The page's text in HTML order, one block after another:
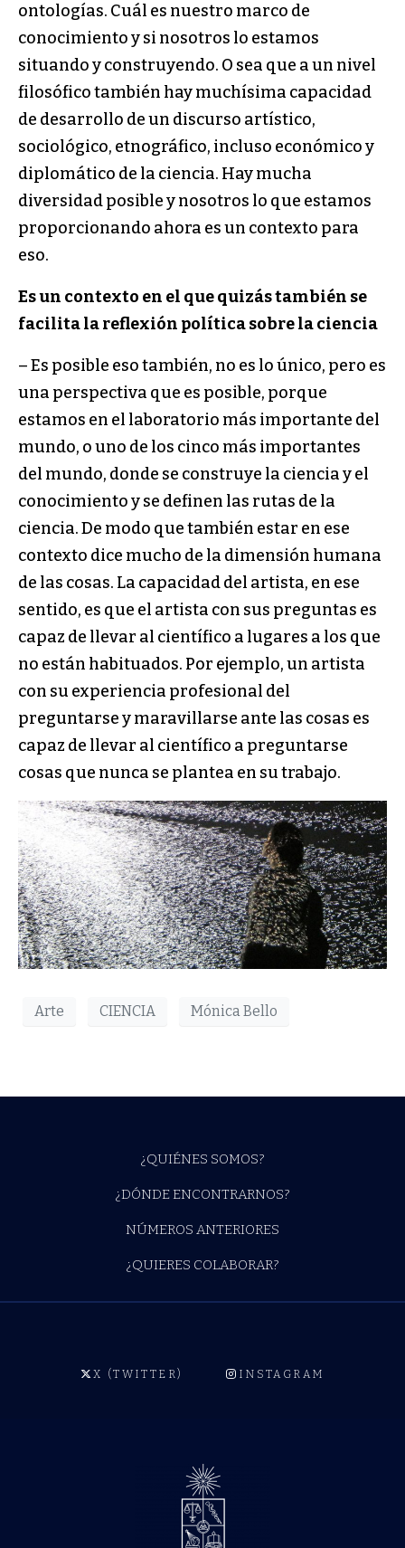
ontologías. Cuál es nuestro marco de
conocimiento y si nosotros lo estamos
situando y construyendo. O sea que a un nivel
filosófico también hay muchísima capacidad
de desarrollo de un discurso artístico,
sociológico, etnográfico, incluso económico y
diplomático de la ciencia. Hay mucha
diversidad posible y nosotros lo que estamos
proporcionando ahora es un contexto para
eso.
Es un contexto en el que quizás también se
facilita la reflexión política sobre la ciencia
– Es posible eso también, no es lo único, pero es
una perspectiva que es posible, porque
estamos en el laboratorio más importante del
mundo, o uno de los cinco más importantes
del mundo, donde se construye la ciencia y el
conocimiento y se definen las rutas de la
ciencia. De modo que también estar en ese
contexto dice mucho de la dimensión humana
de las cosas. La capacidad del artista, en ese
sentido, es que el artista con sus preguntas es
capaz de llevar al científico a lugares a los que
no están habituados. Por ejemplo, un artista
con su experiencia profesional del
preguntarse y maravillarse ante las cosas es
capaz de llevar al científico a preguntar­se
cosas que nunca se plantea en su trabajo.
Arte CIENCIA Mónica Bello
¿QUIÉNES SOMOS?
¿DÓNDE ENCONTRARNOS?
NÚMEROS ANTERIORES
¿QUIERES COLABORAR?
X (TWITTER) INSTAGRAM